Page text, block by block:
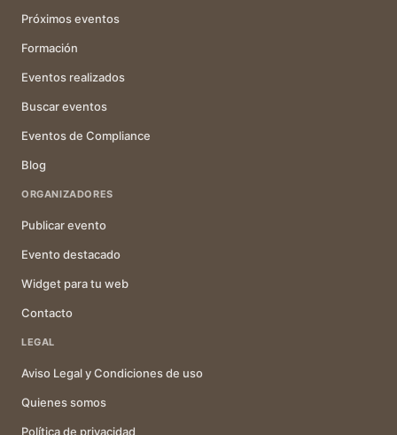
Próximos eventos
Formación
Eventos realizados
Buscar eventos
Eventos de Compliance
Blog
ORGANIZADORES
Publicar evento
Evento destacado
Widget para tu web
Contacto
LEGAL
Aviso Legal y Condiciones de uso
Quienes somos
Política de privacidad